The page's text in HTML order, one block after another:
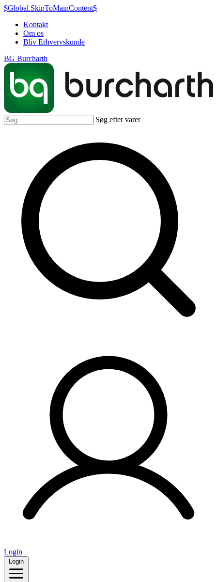
$Global.SkipToMainContent$
Kontakt
Om os
Bliv Erhvervskunde
BG Burcharth
Søg efter varer
Login
Login